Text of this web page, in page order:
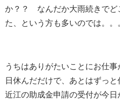
か？？ なんだか大雨続きでど
た、という方も多いのでは。。
うちはありがたいことにお仕
日休んだだけで、あとはずっ
近江の助成金申請の受付が今